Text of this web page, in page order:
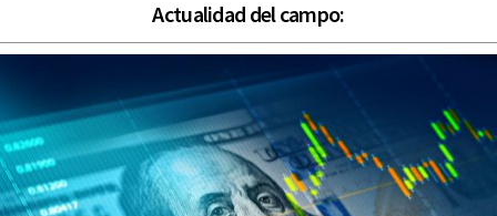
Actualidad del campo: